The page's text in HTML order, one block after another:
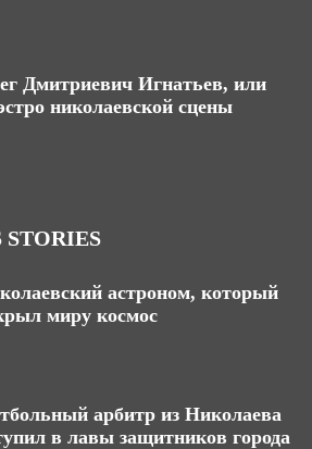
Дмитриевич Игнатьев, или
николаевской сцены
STORIES
астроном, который
миру космос
арбитр из Николаева
в лавы защитников города